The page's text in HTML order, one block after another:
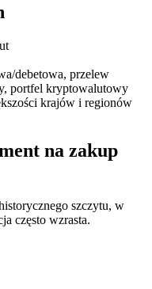
metale szlachetne i
debetowa, przelew
portfel kryptowalutowy
krajów i regionów
na zakup
szczytu, w
często wzrasta.